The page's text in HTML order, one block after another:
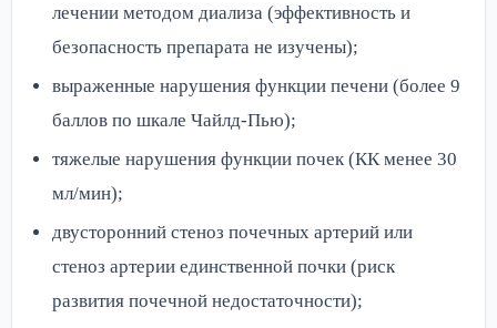
лечении методом диализа (эффективность и
безопасность препарата не изучены);
выраженные нарушения функции печени (более 9
баллов по шкале Чайлд-Пью);
тяжелые нарушения функции почек (КК менее 30
мл/мин);
двусторонний стеноз почечных артерий или
стеноз артерии единственной почки (риск
развития почечной недостаточности);